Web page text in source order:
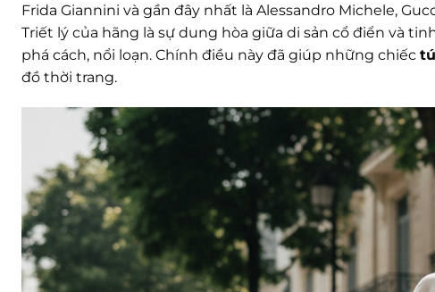
Frida Giannini và gần đây nhất là Alessandro Michele,
Triết lý của hãng là sự dung hòa giữa di sản cổ điển và
phá cách, nổi loạn. Chính điều này đã giúp những chiếc
đồ thời trang.